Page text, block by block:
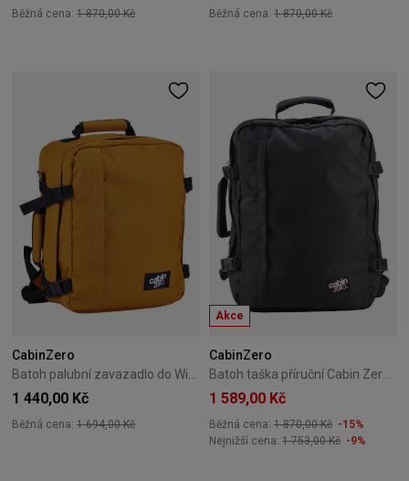
Běžná cena: 1 870,00 Kč Běžná cena: 1 870,00 Kč
CabinZero
1 440,00 Kč
Běžná cena: 1 694,00 Kč
Akce
CabinZero
1 589,00 Kč
Běžná cena: 1 870,00 Kč -15%
Nejnižší cena: 1 753,00 Kč -9%